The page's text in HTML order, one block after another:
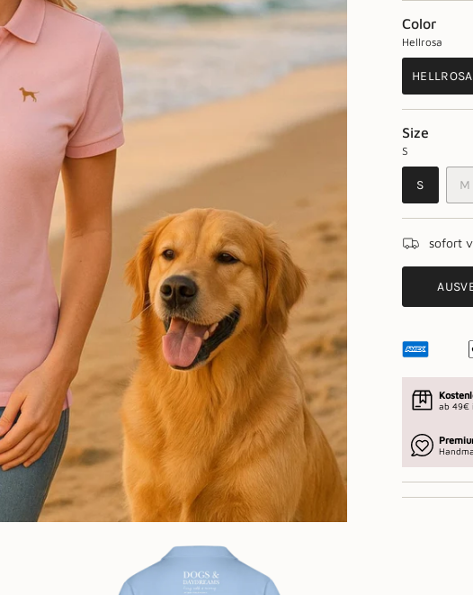
Color
Hellrosa
HELLROSA
Size
S
S
ODER
NICHT
M
sofort
ab 49€